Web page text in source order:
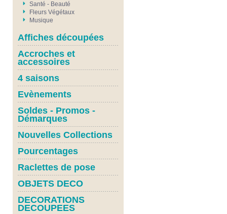
Santé - Beauté
Fleurs Végétaux
Musique
Affiches découpées
Accroches et
accessoires
4 saisons
Evènements
Soldes - Promos -
Démarques
Nouvelles Collections
Pourcentages
Raclettes de pose
OBJETS DECO
DECORATIONS
DECOUPEES